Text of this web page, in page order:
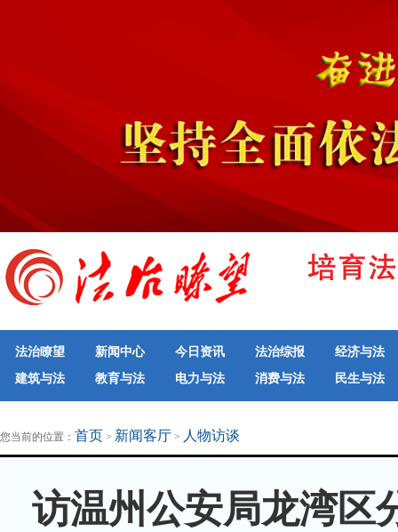
法治瞭望 新闻中心 今日资讯 法治综报
经济与法
建筑与法
教育与法 电力与法 消费与法
民生与法
地方法治联播
律师律所
您当前的位置： 首页 > 新闻客厅 > 人物访谈
访温州公安局龙湾区